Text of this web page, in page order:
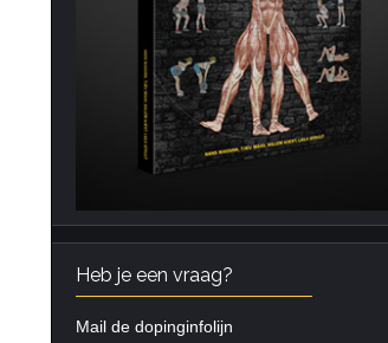
Heb je een vraag?
Mail de dopinginfolijn